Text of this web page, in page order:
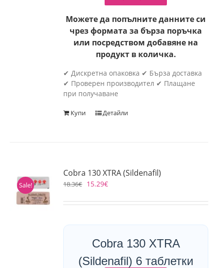
Можете да попълните данните си
чрез формата за бърза поръчка
или посредством добавяне на
продукт в количка.
✔ Дискретна опаковка ✔ Бърза доставка
✔ Проверен производител ✔ Плащане
при получаване
Купи Детайли
Sale!
Cobra 130 XTRA (Sildenafil)
18.36€ 15.29€
Cobra 130 XTRA
(Sildenafil) 6 таблетки